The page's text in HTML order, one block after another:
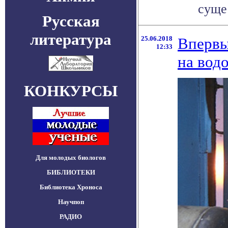
Русская
литература
КОНКУРСЫ
Для молодых биологов
БИБЛИОТЕКИ
Библиотека Хроноса
Научпоп
РАДИО
25.06.2018
12:33
на